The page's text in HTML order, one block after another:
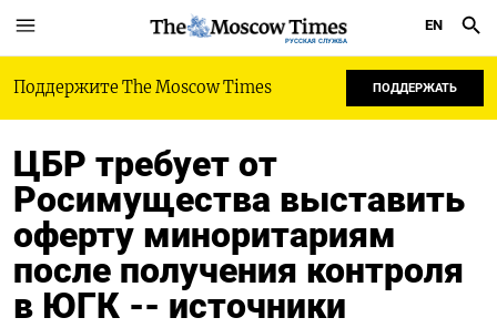
РУССКАЯ СЛУЖБА
EN
Поддержите The Moscow Times ПОДДЕРЖАТЬ
ЦБР требует от
Росимущества выставить
оферту миноритариям
после получения контроля
в ЮГК -- источники